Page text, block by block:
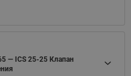
— ICS 25-25 Клапан